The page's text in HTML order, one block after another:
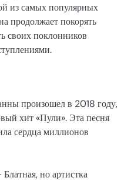
из самых популярных
продолжает покорять
своих поклонников
произошел в 2018 году,
хит «Пули». Эта песня
сердца миллионов
но артистка